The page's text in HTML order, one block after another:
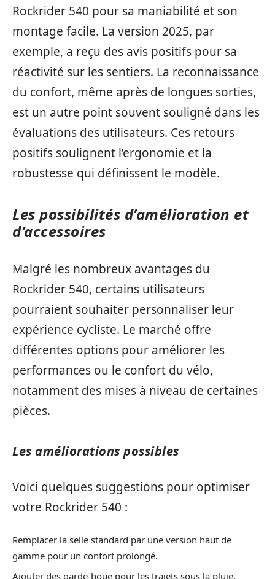
Rockrider 540 pour sa maniabilité et son
montage facile. La version 2025, par
exemple, a reçu des avis positifs pour sa
réactivité sur les sentiers. La reconnaissance
du confort, même après de longues sorties,
est un autre point souvent souligné dans les
évaluations des utilisateurs. Ces retours
positifs soulignent l’ergonomie et la
robustesse qui définissent le modèle.
Les possibilités d’amélioration et
d’accessoires
Malgré les nombreux avantages du
Rockrider 540, certains utilisateurs
pourraient souhaiter personnaliser leur
expérience cycliste. Le marché offre
différentes options pour améliorer les
performances ou le confort du vélo,
notamment des mises à niveau de certaines
pièces.
Les améliorations possibles
Voici quelques suggestions pour optimiser
votre Rockrider 540 :
Remplacer la selle standard par une version haut de
gamme pour un confort prolongé.
Ajouter des garde-boue pour les trajets sous la pluie.